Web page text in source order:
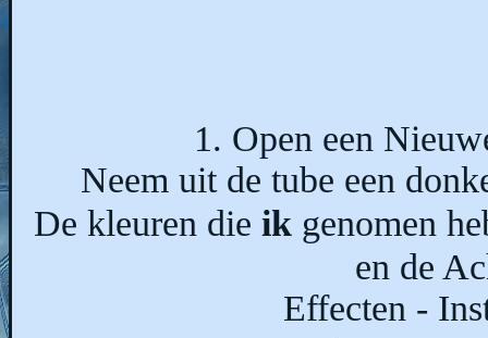
1. Open een
Neem uit de tube een
De kleuren die ikgenomen
en de
Effecten -